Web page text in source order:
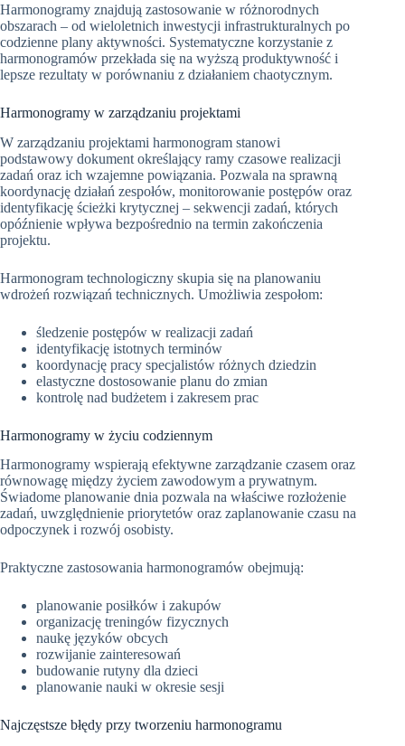
Harmonogramy znajdują zastosowanie w różnorodnych
obszarach – od wieloletnich inwestycji infrastrukturalnych po
codzienne plany aktywności. Systematyczne korzystanie z
harmonogramów przekłada się na wyższą produktywność i
lepsze rezultaty w porównaniu z działaniem chaotycznym.
Harmonogramy w zarządzaniu projektami
W zarządzaniu projektami harmonogram stanowi
podstawowy dokument określający ramy czasowe realizacji
zadań oraz ich wzajemne powiązania. Pozwala na sprawną
koordynację działań zespołów, monitorowanie postępów oraz
identyfikację ścieżki krytycznej – sekwencji zadań, których
opóźnienie wpływa bezpośrednio na termin zakończenia
projektu.
Harmonogram technologiczny skupia się na planowaniu
wdrożeń rozwiązań technicznych. Umożliwia zespołom:
śledzenie postępów w realizacji zadań
identyfikację istotnych terminów
koordynację pracy specjalistów różnych dziedzin
elastyczne dostosowanie planu do zmian
kontrolę nad budżetem i zakresem prac
Harmonogramy w życiu codziennym
Harmonogramy wspierają efektywne zarządzanie czasem oraz
równowagę między życiem zawodowym a prywatnym.
Świadome planowanie dnia pozwala na właściwe rozłożenie
zadań, uwzględnienie priorytetów oraz zaplanowanie czasu na
odpoczynek i rozwój osobisty.
Praktyczne zastosowania harmonogramów obejmują:
planowanie posiłków i zakupów
organizację treningów fizycznych
naukę języków obcych
rozwijanie zainteresowań
budowanie rutyny dla dzieci
planowanie nauki w okresie sesji
Najczęstsze błędy przy tworzeniu harmonogramu